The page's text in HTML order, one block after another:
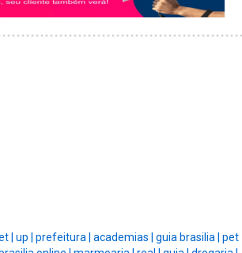
| up | prefeitura | academias | guia brasilia | pet